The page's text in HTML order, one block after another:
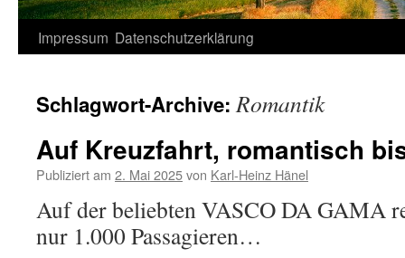
Zum
springen
Impressum Datenschutzerklärung
Schlagwort-Archive:Romantik
Auf Kreuzfahrt, romantisch
Publiziert am 2. Mai 2025von Karl-Heinz Hänel
Auf der beliebten VASCO DA GAMA
nur 1.000 Passagieren…